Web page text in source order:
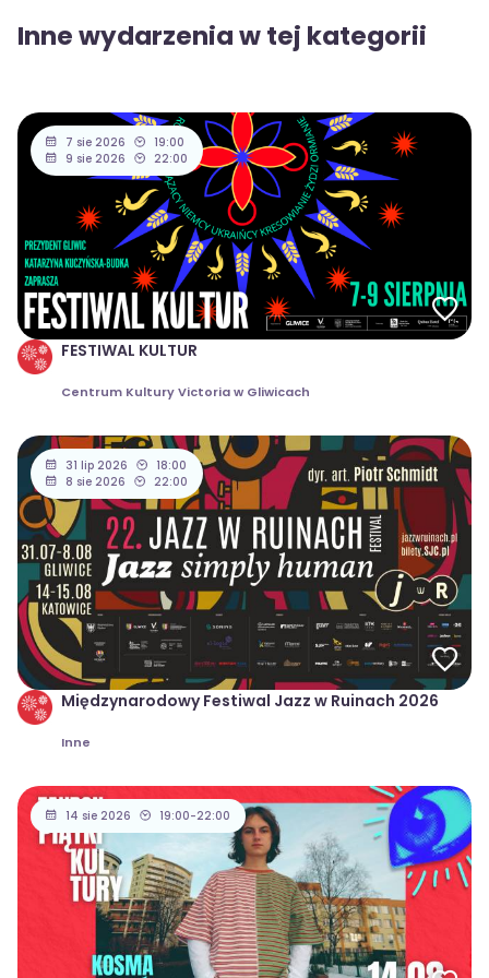
Inne wydarzenia w tej kategorii
7 sie 2026
19:00
9 sie 2026
22:00
FESTIWAL KULTUR
Centrum Kultury Victoria w Gliwicach
31 lip 2026
18:00
8 sie 2026
22:00
Międzynarodowy Festiwal Jazz w Ruinach 2026
Inne
14 sie 2026 19:00-22:00